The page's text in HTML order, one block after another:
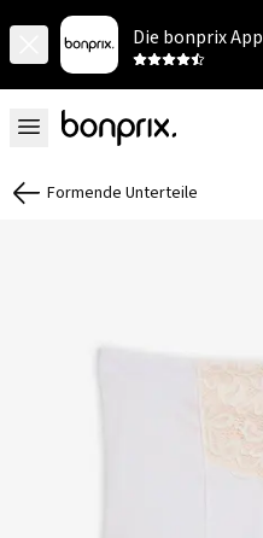
Die bonprix App
Formende Unterteile